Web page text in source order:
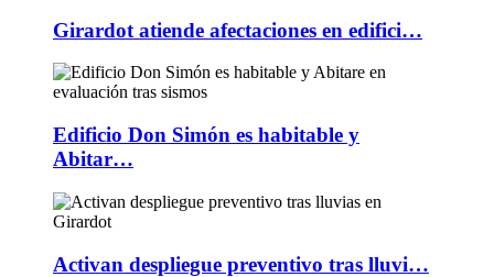
Girardot atiende afectaciones en edifici…
Edificio Don Simón es habitable y
Abitar…
Activan despliegue preventivo tras lluvi…